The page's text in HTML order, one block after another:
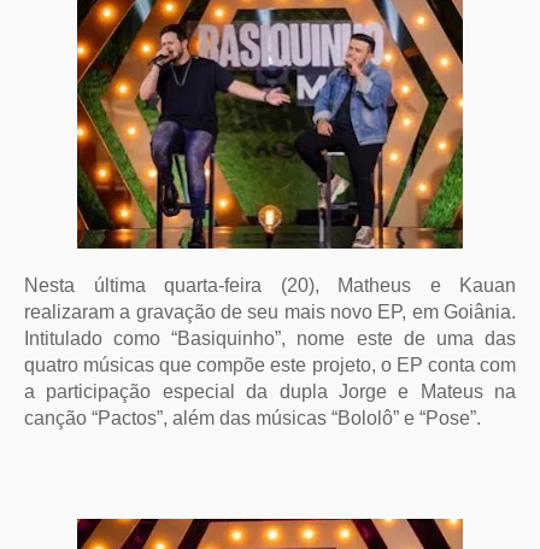
Nesta última quarta-feira (20), Matheus e Kauan
realizaram a gravação de seu mais novo EP, em Goiânia.
Intitulado como “Basiquinho”, nome este de uma das
quatro músicas que compõe este projeto, o EP conta com
a participação especial da dupla Jorge e Mateus na
canção “Pactos”, além das músicas “Bololô” e “Pose”.